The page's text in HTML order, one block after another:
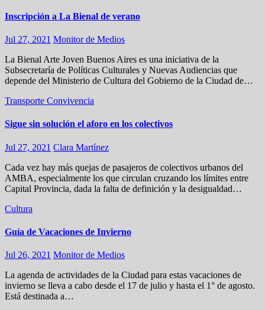
Inscripción a La Bienal de verano
Jul 27, 2021 Monitor de Medios
La Bienal Arte Joven Buenos Aires es una iniciativa de la
Subsecretaría de Políticas Culturales y Nuevas Audiencias que
depende del Ministerio de Cultura del Gobierno de la Ciudad de…
Transporte Convivencia
Sigue sin solución el aforo en los colectivos
Jul 27, 2021 Clara Martínez
Cada vez hay más quejas de pasajeros de colectivos urbanos del
AMBA, especialmente los que circulan cruzando los límites entre
Capital Provincia, dada la falta de definición y la desigualdad…
Cultura
Guía de Vacaciones de Invierno
Jul 26, 2021 Monitor de Medios
La agenda de actividades de la Ciudad para estas vacaciones de
invierno se lleva a cabo desde el 17 de julio y hasta el 1° de agosto.
Está destinada a…